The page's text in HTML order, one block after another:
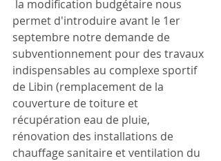
permet d'introduire avant le 1er
septembre notre demande de
subventionnement pour des travaux
indispensables au complexe sportif
de Libin (remplacement de la
couverture de toiture et
récupération eau de pluie,
rénovation des installations de
chauffage sanitaire et ventilation du